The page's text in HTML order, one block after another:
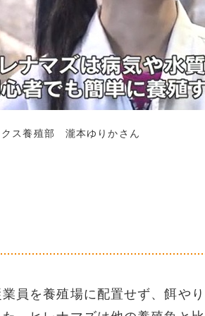
クス養殖部 瀧本ゆりかさん
業員を養殖場に配置せず、餌や